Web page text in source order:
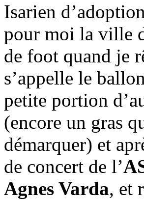
Isarien
pour moi la ville
de foot quand je
s’appelle le
petite portion
(encore un gras
démarquer) et
de concert de l’
Agnes Varda, et